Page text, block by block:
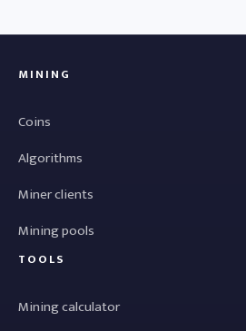
MINING
Coins
Algorithms
Miner clients
Mining pools
TOOLS
Mining calculator